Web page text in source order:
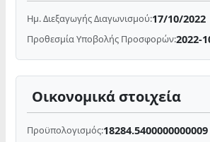
Ημ. Διεξαγωγής Διαγωνισμού:17/10/2022
Προθεσμία Υποβολής Προσφορών:2022-
Οικονομικά στοιχεία
Προϋπολογισμός: